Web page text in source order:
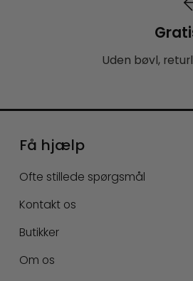
Uden bøvl,
Få hjælp
Ofte stillede spørgsmål
Kontakt os
Butikker
Om os